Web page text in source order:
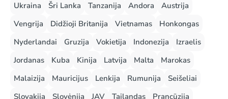
Ukraina
Šri Lanka Tanzanija Andora
Austrija
Vengrija
Didžioji Britanija Vietnamas
Honkongas
Nyderlandai
Gruzija Vokietija Indonezija
Izraelis
Jordanas
Kuba Kinija Latvija Malta
Marokas
Malaizija
Mauricijus Lenkija Rumunija
Seišeliai
Slovakija
Slovėnija JAV Tailandas
Prancūzija